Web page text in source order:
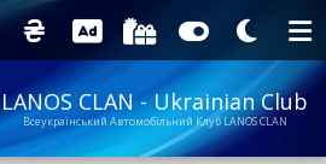
LANOS CLAN - Ukrainian Club
Всеукраїнський Автомобільний Клуб LANOS CLAN